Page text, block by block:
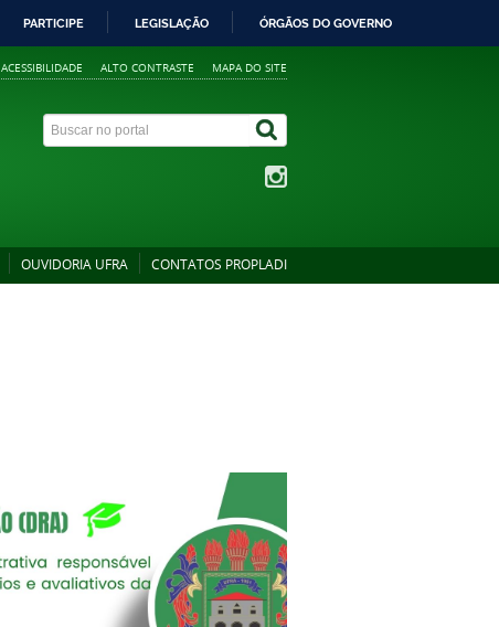
PARTICIPE LEGISLAÇÃO ÓRGÃOS DO GOVERNO
ACESSIBILIDADE ALTO CONTRASTE MAPA DO SITE
OUVIDORIA UFRA CONTATOS PROPLADI